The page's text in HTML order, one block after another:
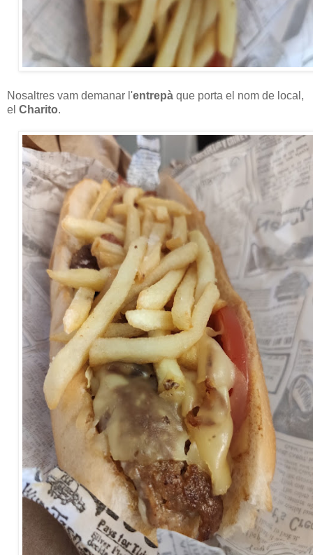
Nosaltres vam demanar l'entrepà que porta el nom de local,
el Charito.